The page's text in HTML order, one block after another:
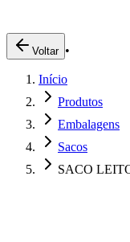
Pedidos Online
Trabalhe Conosco
Voltar •
Início
Produtos
Embalagens
Sacos
SACO